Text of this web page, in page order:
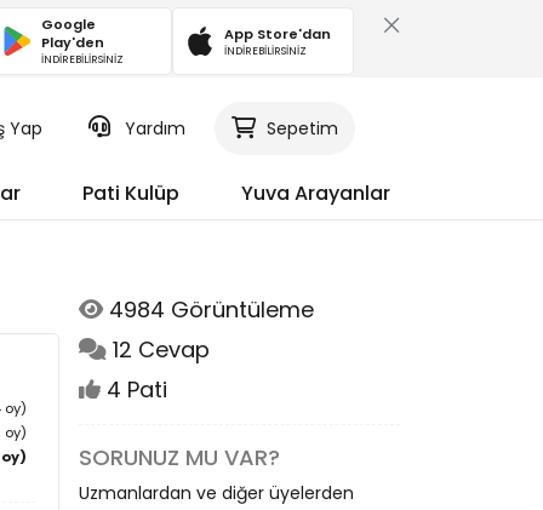
Google
Play'den
İNDİREBİLİRSİNİZ
App Store'dan
İNDİREBİLİRSİNİZ
Yap Yardım Sepetim
Pati Kulüp Yuva Arayanlar
oy)
oy)
(22 oy)
4984 Görüntüleme
12 Cevap
4 Pati
SORUNUZ MU VAR?
Uzmanlardan ve diğer üyelerden